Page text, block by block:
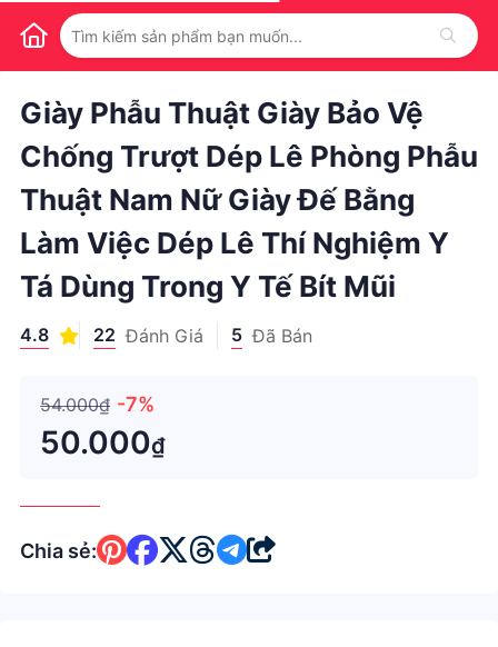
1 / 1
Giày Phẫu Thuật Giày Bảo Vệ
Chống Trượt Dép Lê Phòng Phẫu
Thuật Nam Nữ Giày Đế Bằng
Làm Việc Dép Lê Thí Nghiệm Y
Tá Dùng Trong Y Tế Bít Mũi
4.8 22 Đánh Giá 5 Đã Bán
54.000₫ -7%
50.000₫
Chia sẻ: